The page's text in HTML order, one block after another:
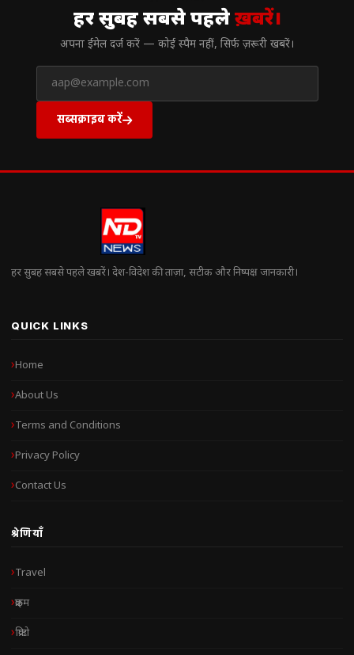
हर सुबह सबसे पहलेख़बरें।
अपना ईमेल दर्ज करें — कोई स्पैम नहीं, सिर्फ ज़रूरी खबरें।
सब्सक्राइब करें
हर सुबह सबसे पहले खबरें। देश-विदेश की ताज़ा, सटीक और निष्पक्ष जानकारी।
QUICK LINKS
Home
About Us
Terms and Conditions
Privacy Policy
Contact Us
श्रेणियाँ
Travel
क्राइम
क्रिप्टो